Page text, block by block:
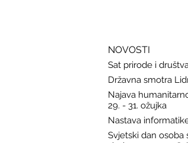
NOVOSTI
Sat prirode i
Državna smotra
Najava
29. - 31. ožujka
Nastava
Svjetski dan osoba